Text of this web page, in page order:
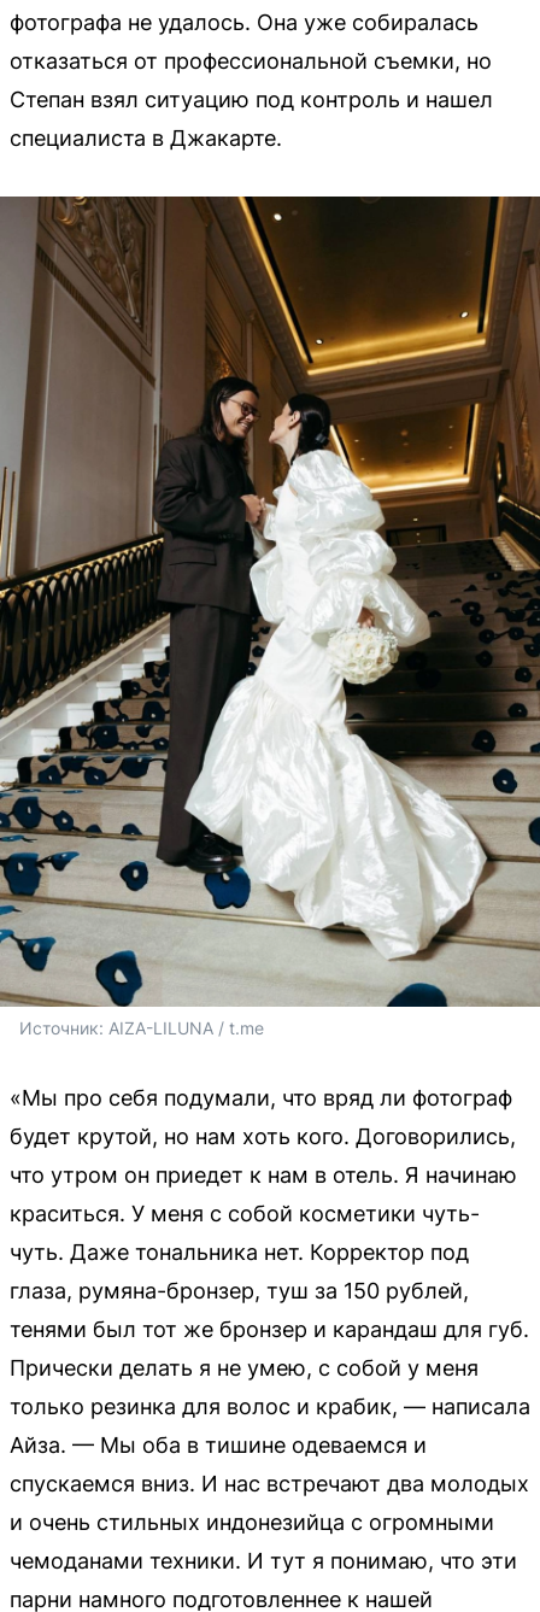
фотографа не удалось. Она уже собиралась
отказаться от профессиональной съемки, но
Степан взял ситуацию под контроль и нашел
специалиста в Джакарте.
Источник: AIZA-LILUNA / t.me
«Мы про себя подумали, что вряд ли фотограф
будет крутой, но нам хоть кого. Договорились,
что утром он приедет к нам в отель. Я начинаю
краситься. У меня с собой косметики чуть-
чуть. Даже тональника нет. Корректор под
глаза, румяна-бронзер, туш за 150 рублей,
тенями был тот же бронзер и карандаш для губ.
Прически делать я не умею, с собой у меня
только резинка для волос и крабик, — написала
Айза. — Мы оба в тишине одеваемся и
спускаемся вниз. И нас встречают два молодых
и очень стильных индонезийца с огромными
чемоданами техники. И тут я понимаю, что эти
парни намного подготовленнее к нашей